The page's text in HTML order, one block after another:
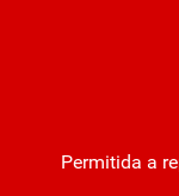
Permitida a